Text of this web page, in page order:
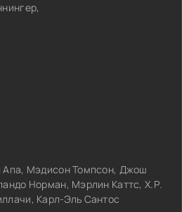
Апа, Мэдисон Томпсон, Джош
Норман, Мэрлин Каттс, Х.Р.
Карл-Эль Сантос